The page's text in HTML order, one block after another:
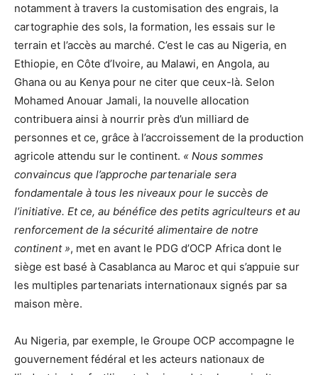
notamment à travers la customisation des engrais, la
cartographie des sols, la formation, les essais sur le
terrain et l’accès au marché. C’est le cas au Nigeria, en
Ethiopie, en Côte d’Ivoire, au Malawi, en Angola, au
Ghana ou au Kenya pour ne citer que ceux-là. Selon
Mohamed Anouar Jamali, la nouvelle allocation
contribuera ainsi à nourrir près d’un milliard de
personnes et ce, grâce à l’accroissement de la production
agricole attendu sur le continent. « Nous sommes
convaincus que l’approche partenariale sera
fondamentale à tous les niveaux pour le succès de
l’initiative. Et ce, au bénéfice des petits agriculteurs et au
renforcement de la sécurité alimentaire de notre
continent », met en avant le PDG d’OCP Africa dont le
siège est basé à Casablanca au Maroc et qui s’appuie sur
les multiples partenariats internationaux signés par sa
maison mère.
Au Nigeria, par exemple, le Groupe OCP accompagne le
gouvernement fédéral et les acteurs nationaux de